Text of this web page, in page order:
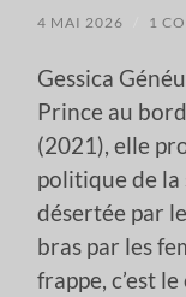
4 MAI 2026 1
Gessica
Prince au
(2021), elle
politique de
désertée par
bras par les
frappe, c’est